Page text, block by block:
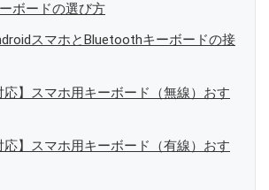
ボードの選び方
スマホとBluetoothキーボードの接
応】スマホ用キーボード（無線）おす
応】スマホ用キーボード（有線）おす